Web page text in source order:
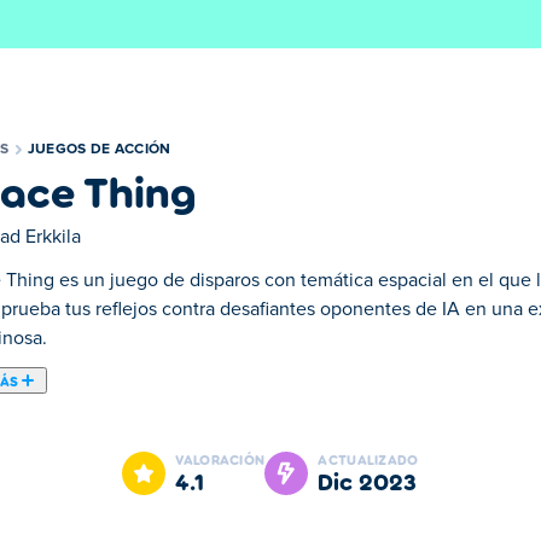
JUEGOS DE ACCIÓN
Thing
Erkkila
Thing es un juego de disparos con temática espacial en el
prueba tus reflejos contra desafiantes oponentes de IA en una
espacial en el que luchas por dominar el espacio
que veas y usa tu escudo regularmente si quieres ser bueno
diversión. Y no te olvides de jugar multijugador local contra
VALORACIÓN
4.1
ACTUALIZADO
dic 2023